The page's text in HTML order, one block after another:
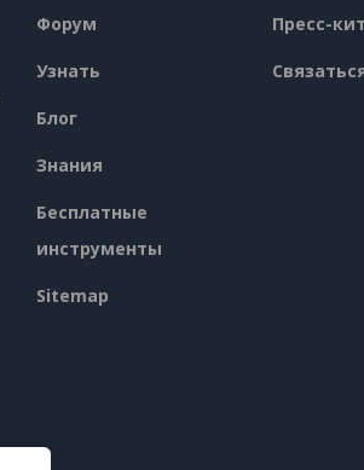
Форум
Узнать
Блог
Знания
Бесплатные
инструменты
Sitemap
Пресс-кит